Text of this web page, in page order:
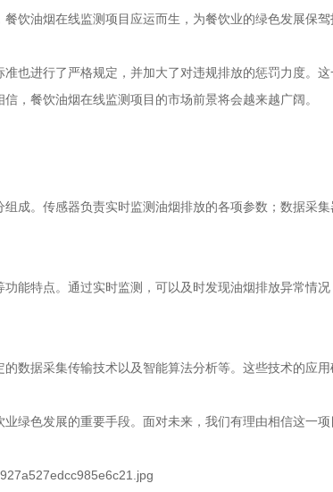
饮油烟在线监测项目应运而生，为餐饮业的绿色发展保驾
进行了严格规定，并加大了对违规排放的惩罚力度。
，餐饮油烟在线监测项目的市场前景将会越来越广阔。
。传感器负责实时监测油烟排放的各项参数；数据采
特点。通过实时监测，可以及时发现油烟排放异常情
据采集传输技术以及智能算法分析等。这些技术的应
色发展的重要手段。面对未来，我们有理由相信这一